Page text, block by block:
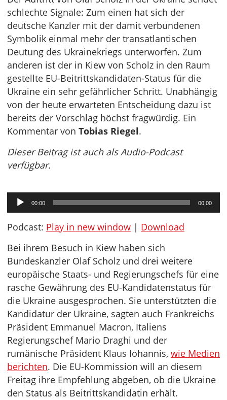
schlechte Signale: Zum einen hat sich der
deutsche Kanzler mit der damit verbundenen
Symbolik einmal mehr der transatlantischen
Deutung des Ukrainekriegs unterworfen. Zum
anderen ist der in Kiew von Scholz in den Raum
gestellte EU-Beitrittskandidaten-Status für die
Ukraine ein sehr gefährlicher Schritt. Unabhängig
von der heute erwarteten Entscheidung dazu ist
bereits der Vorschlag höchst fragwürdig. Ein
Kommentar von Tobias Riegel.
Dieser Beitrag ist auch als Audio-Podcast
verfügbar.
Audio-
Player
00:00 00:00
Podcast: Play in new window | Download
Bei ihrem Besuch in Kiew haben sich
Bundeskanzler Olaf Scholz und drei weitere
europäische Staats- und Regierungschefs für eine
rasche Gewährung des EU-Kandidatenstatus für
die Ukraine ausgesprochen. Sie unterstützten die
Kandidatur der Ukraine, sagten auch Frankreichs
Präsident Emmanuel Macron, Italiens
Regierungschef Mario Draghi und der
rumänische Präsident Klaus Iohannis, wie Medien
berichten. Die EU-Kommission will an diesem
Freitag ihre Empfehlung abgeben, ob die Ukraine
den Status als Beitrittskandidatin erhält.